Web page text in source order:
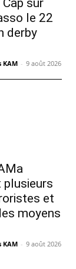
sur
le 22
derby
KAM - 9 août 2026
plusieurs
et
moyens
KAM - 9 août 2026